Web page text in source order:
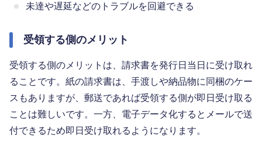
未達や遅延などのトラブルを回避できる
受領する側のメリット
受領する側のメリットは、請求書を発行日当日に受け取れ
ることです。紙の請求書は、手渡しや納品物に同梱のケー
スもありますが、郵送であれば受領する側が即日受け取る
ことは難しいです。一方、電子データ化するとメールで送
付できるため即日受け取れるようになります。